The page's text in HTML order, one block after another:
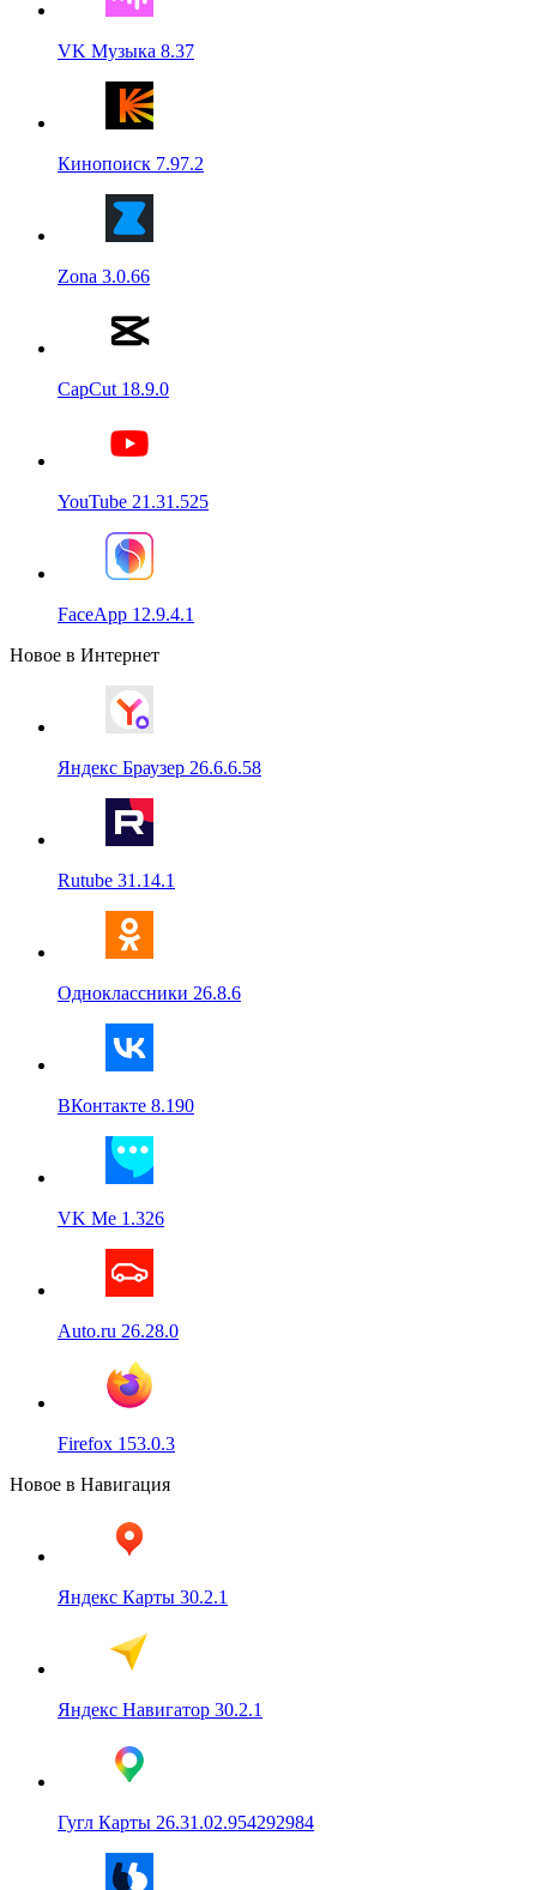
VK Музыка 8.37
Кинопоиск 7.97.2
Zona 3.0.66
CapCut 18.9.0
YouTube 21.31.525
FaceApp 12.9.4.1
Новое в Интернет
Яндекс Браузер 26.6.6.58
Rutube 31.14.1
Одноклассники 26.8.6
ВКонтакте 8.190
VK Me 1.326
Auto.ru 26.28.0
Firefox 153.0.3
Новое в Навигация
Яндекс Карты 30.2.1
Яндекс Навигатор 30.2.1
Гугл Карты 26.31.02.954292984